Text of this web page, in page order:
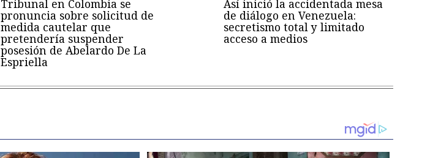
Tribunal en Colombia se
pronuncia sobre solicitud de
medida cautelar que
pretendería suspender
posesión de Abelardo De La
Espriella
Así inició la accidentada mesa
de diálogo en Venezuela:
secretismo total y limitado
acceso a medios